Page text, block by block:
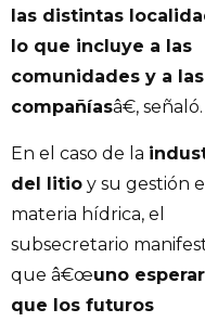
las distintas
lo que incluye a las
comunidades y a las
compañíasâ€, señaló.
En el caso de la
del litio y su gestión
materia hídrica, el
subsecretario
que â€œuno
que los futuros